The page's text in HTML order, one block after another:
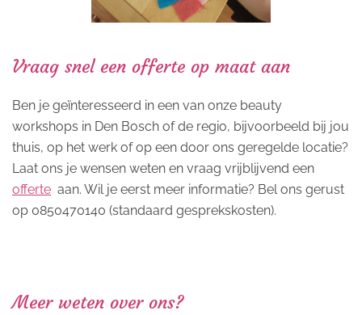
Vraag snel een offerte op maat aan
Ben je geïnteresseerd in een van onze beauty
workshops in Den Bosch of de regio, bijvoorbeeld bij jou
thuis, op het werk of op een door ons geregelde locatie?
Laat ons je wensen weten en vraag vrijblijvend een
offerte aan. Wil je eerst meer informatie? Bel ons gerust
op 0850470140 (standaard gesprekskosten).
Meer weten over ons?